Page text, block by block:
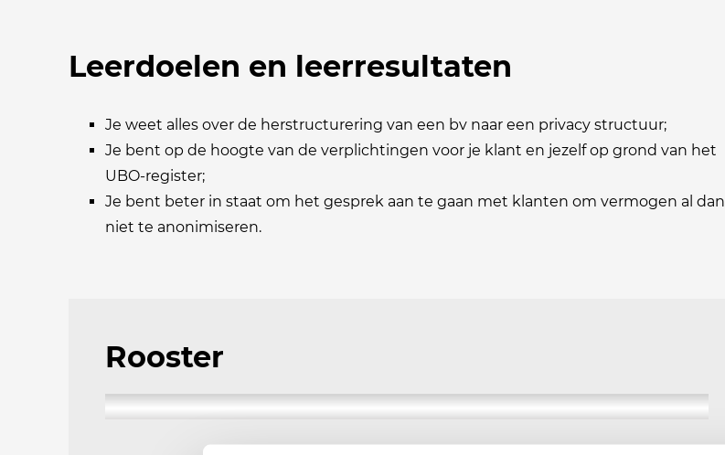
Leerdoelen en leerresultaten
Je weet alles over de herstructurering van een bv naar een privacy structuur;
Je bent op de hoogte van de verplichtingen voor je klant en jezelf op grond van het
UBO-register;
Je bent beter in staat om het gesprek aan te gaan met klanten om vermogen al dan
niet te anonimiseren.
Rooster